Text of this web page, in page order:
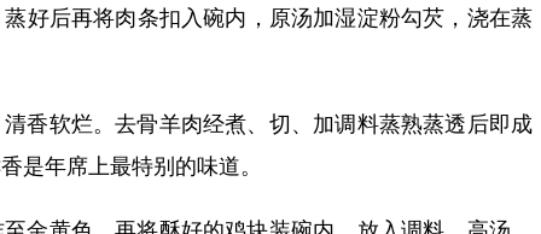
好后再将肉条扣入碗内，原汤加湿淀粉勾芡，浇在蒸
香软烂。去骨羊肉经煮、切、加调料蒸熟蒸透后即成
是年席上最特别的味道。